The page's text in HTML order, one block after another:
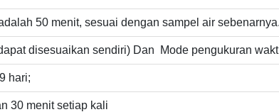
50 menit, sesuai dengan sampel air
disesuaikan sendiri) Dan Mode pengukuran
hari;
30 menit setiap kali